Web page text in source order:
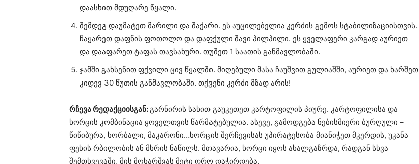
დაასხით მდუღარე წყალი.
შემდეგ დაუმატეთ მარილი და შაქარი. ეს აუცილებელია კერძის გემოს სტაბილიზაციისთვის.
ჩაყარეთ დაფნის ფოთოლო და დაფქული შავი პილპილი. ეს ყველაფერი კარგად აურიეთ
და დააფარეთ ტაფას თავსახური. თუშეთ 1 საათის განმავლობაში.
ჯამში გახსენით ფქვილი ცივ წყალში. მიღებული მასა ჩაუშვით გულიაშში, აურიეთ და ხარშეთ
კიდევ 30 წუთის განმავლობაში. თქვენი კერძი მზად არის!
რჩევა რედაქციისგან:გარნირის სახით გაუკეთეთ კარტოფილის პიურე. კარტოფილისა და
ხორცის კომბინაცია ყოველთვის წარმატებულია. ასევე, გამოდგება ნებისმიერი ბურღული –
წიწიბურა, ხორბალი, მაკარონი…ხორცის შერჩევისას უპირატესობა მიანიჭეთ მკერდის, უკანა
ფეხის რბილობის ან მხრის ნაწილს. მთავარია, ხორცი იყოს ახალგაზრდა, რადგან სხვა
შემთხვევაში, მის მოხარშვას მეტი დრო დაჭირდება.